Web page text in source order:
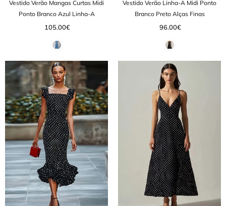
Vestido Verão Mangas Curtas Midi
Ponto Branco Azul Linha-A
105.00€
Vestido Verão Linha-A Midi Ponto
Branco Preto Alças Finas
96.00€